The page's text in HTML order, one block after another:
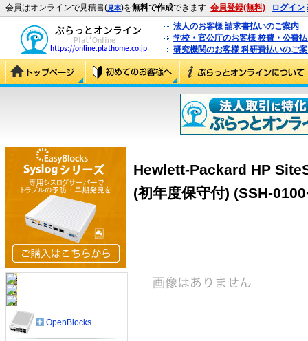
会員はオンラインで見積書(見本)を無料で作成できます 会員登録(無料) ログイン
法人のお客様 請求書払いのご案内
学校・官公庁のお客様 校費・公費
研究機関のお客様 科研費払いのご
Hewlett-Packard HP
(初年度保守付) (SSH-
OpenBlocks